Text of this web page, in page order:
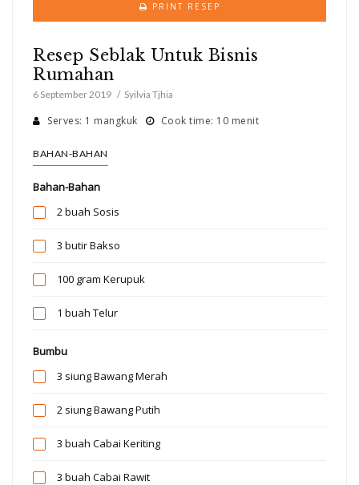
PRINT RESEP
Resep Seblak Untuk Bisnis
Rumahan
6 September 2019 Syilvia Tjhia
Serves: 1 mangkuk Cook time: 10 menit
BAHAN-BAHAN
Bahan-Bahan
2 buah Sosis
3 butirBakso
100 gram Kerupuk
1 buah Telur
Bumbu
3 siungBawang Merah
2 siungBawang Putih
3 buah Cabai Keriting
3 buah Cabai Rawit